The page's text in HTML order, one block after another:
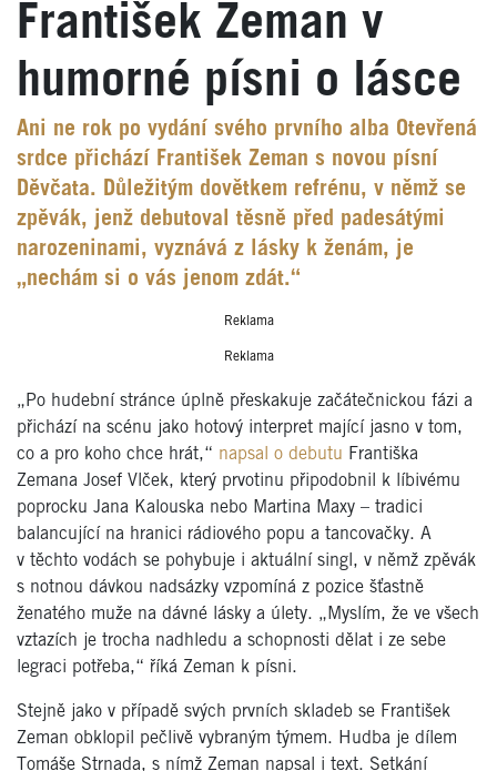
František Zeman v
humorné písni o lásce
Ani ne rok po vydání svého prvního alba Otevřená
srdce přichází František Zeman s novou písní
Děvčata. Důležitým dovětkem refrénu, v němž se
zpěvák, jenž debutoval těsně před padesátými
narozeninami, vyznává z lásky k ženám, je
„nechám si o vás jenom zdát.“
Reklama
Reklama
„Po hudební stránce úplně přeskakuje začátečnickou fázi a
přichází na scénu jako hotový interpret mající jasno v tom,
co a pro koho chce hrát,“ napsal o debutu Františka
Zemana Josef Vlček, který prvotinu připodobnil k líbivému
poprocku Jana Kalouska nebo Martina Maxy – tradici
balancující na hranici rádiového popu a tancovačky. A
v těchto vodách se pohybuje i aktuální singl, v němž zpěvák
s notnou dávkou nadsázky vzpomíná z pozice šťastně
ženatého muže na dávné lásky a úlety. „Myslím, že ve všech
vztazích je trocha nadhledu a schopnosti dělat i ze sebe
legraci potřeba,“ říká Zeman k písni.
Stejně jako v případě svých prvních skladeb se František
Zeman obklopil pečlivě vybraným týmem. Hudba je dílem
Tomáše Strnada, s nímž Zeman napsal i text. Setkání